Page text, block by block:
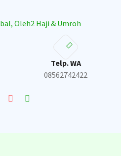
Telp. WA
08562742422